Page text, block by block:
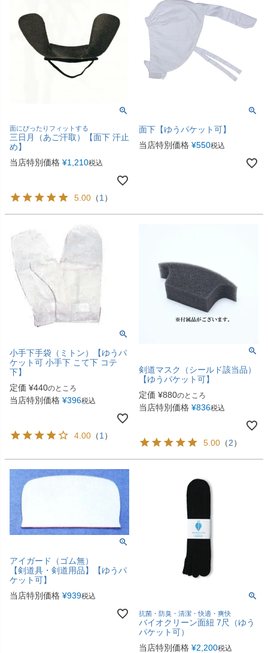
面にぴったりフィットする
三日月（あご汗取）【面下 汗止
め】
当店特別価格 ¥1,210税込
5.00 （1 ）
面下【ゆうパケット可】
当店特別価格 ¥550税込
小手下手袋（ミトン）【ゆうパ
ケット可 小手下 こて下 コテ
下】
定価 ¥440のところ
当店特別価格 ¥396税込
4.00 （1 ）
剣道マスク（シールド該当品）
【ゆうパケット可】
定価 ¥880のところ
当店特別価格 ¥836税込
5.00 （2）
アイガード（ゴム無）
【剣道具・剣道用品】【ゆうパ
ケット可】
当店特別価格 ¥939税込
抗菌・防臭・清潔・快適・爽快
バイオクリーン面紐 7尺（ゆう
パケット可）
当店特別価格 ¥2,200税込